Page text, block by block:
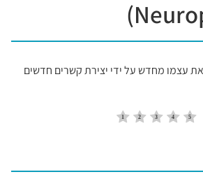
עצמו מחדש על ידי יצירת קשרים חדשים